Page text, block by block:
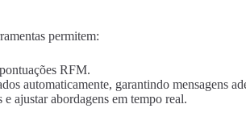
permitem:
RFM.
automaticamente, garantindo mensagens
ajustar abordagens em tempo real.